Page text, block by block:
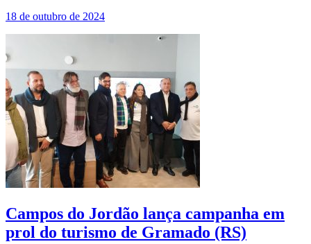
18 de outubro de 2024
Campos do Jordão lança campanha em
prol do turismo de Gramado (RS)